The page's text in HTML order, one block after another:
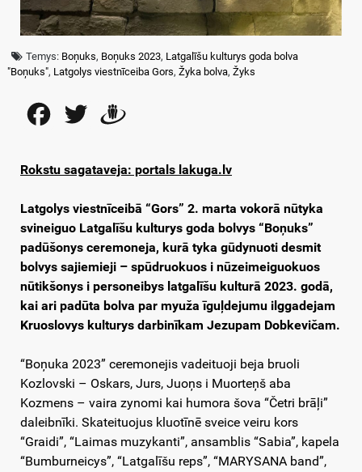
Temys: Boņuks, Boņuks 2023, Latgalīšu kulturys goda bolva
"Boņuks", Latgolys viestnīceiba Gors, Žyka bolva, Žyks
FacebookTwitter
Rokstu sagataveja: portals lakuga.lv
Latgolys viestnīceibā “Gors” 2. marta vokorā nūtyka
svineiguo Latgalīšu kulturys goda bolvys “Boņuks”
padūšonys ceremoneja, kurā tyka gūdynuoti desmit
bolvys sajiemieji – spūdruokuos i nūzeimeiguokuos
nūtikšonys i personeibys latgalīšu kulturā 2023. godā,
kai ari padūta bolva par myuža īguļdejumu ilggadejam
Kruoslovys kulturys darbinīkam Jezupam Dobkevičam.
“Boņuka 2023” ceremonejis vadeituoji beja bruoli
Kozlovski – Oskars, Jurs, Juoņs i Muorteņš aba
Kozmens – vaira zynomi kai humora šova “Četri brāļi”
daleibnīki. Skateituojus kluotīnē sveice veiru kors
“Graidi”, “Laimas muzykanti”, ansamblis “Sabia”, kapela
“Bumburneicys”, “Latgalīšu reps”, “MARYSANA band”,